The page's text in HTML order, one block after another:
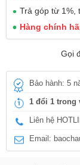
Trả góp từ 1%,
Hàng chính
Gọi
Bảo hành: 5
1 đổi 1 trong
Liên hệ
Email: